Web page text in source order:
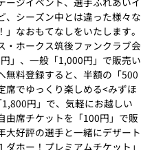
、シーズン中とは違った様々な
なおもてなしをいたします。
・ホークス筑後ファンクラブ会
」、一般「1,000円」で販売い
無料登録すると、半額の「500
席でゆっくり楽しめる<みずほ
円」で、気軽にお越しい
由席チケットを「100円」で販
大好評の選手と一緒にデザート
ホー！プレミアムチケット」